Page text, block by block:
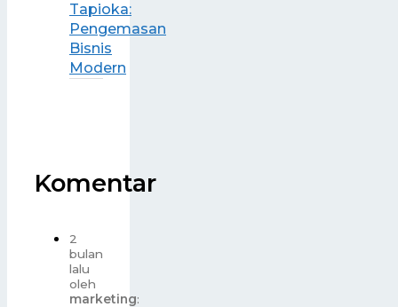
Tapioka:
Pengemasan
Bisnis
Modern
Komentar
2
bulan
lalu
oleh
marketing: